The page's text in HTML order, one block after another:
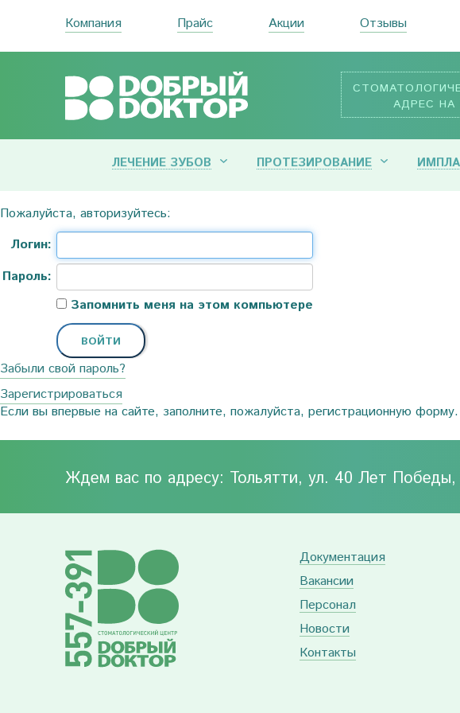
Компания Прайс Акции Отзывы
АДРЕС НА
ЛЕЧЕНИЕ ЗУБОВ ПРОТЕЗИРОВАНИЕ
Пожалуйста, авторизуйтесь:
Логин:
Пароль:
Запомнить меня на этом компьютере
Забыли свой пароль?
Зарегистрироваться
Если вы впервые на сайте, заполните, пожалуйста, регистрационную форму.
Ждем вас по адресу: Тольятти, ул. 40 Лет
Документация
Вакансии
Персонал
Новости
Контакты